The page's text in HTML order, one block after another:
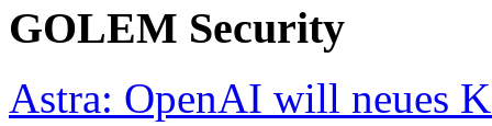
GOLEM Security
Astra: OpenAI will neues